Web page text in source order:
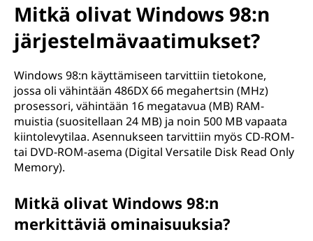
Mitkä olivat Windows 98:n
järjestelmävaatimukset?
Windows 98:n käyttämiseen tarvittiin tietokone,
jossa oli vähintään 486DX 66 megahertsin (MHz)
prosessori, vähintään 16 megatavua (MB) RAM-
muistia (suositellaan 24 MB) ja noin 500 MB vapaata
kiintolevytilaa. Asennukseen tarvittiin myös CD-ROM-
tai DVD-ROM-asema (Digital Versatile Disk Read Only
Memory).
Mitkä olivat Windows 98:n
merkittäviä ominaisuuksia?